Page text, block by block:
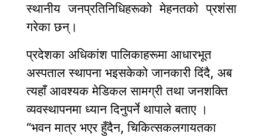
स्थानीय जनप्रतिनिधिहरूको मेहनतको प्रशंसा
गरेका छन्।
प्रदेशका अधिकांश पालिकाहरूमा आधारभूत
अस्पताल स्थापना भइसकेको जानकारी दिंदै, अब
त्यहाँ आवश्यक मेडिकल सामग्री तथा जनशक्ति
व्यवस्थापनमा ध्यान दिनुपर्ने थापाले बताए ।
“भवन मात्र भएर हुँदैन, चिकित्सकलगायतका